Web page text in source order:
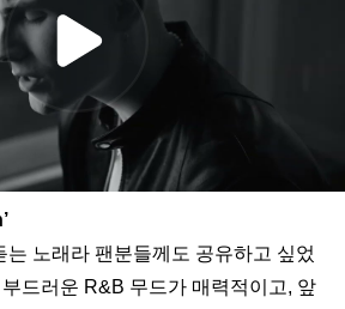
는 노래라 팬분들께도 공유하고 싶었
드러운 R&B 무드가 매력적이고, 앞